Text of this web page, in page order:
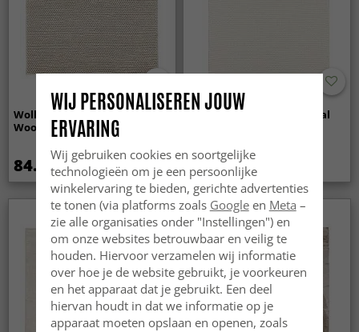
Wollen-vloerkleed - Avafors
Wool Bubble (beige)
84.99 €
Wollen-vloerkleed - Coastal
84.99 €
WIJ PERSONALISEREN JOUW
ERVARING
Wij gebruiken cookies en soortgelijke
technologieën om je een persoonlijke
winkelervaring te bieden, gerichte advertenties
te tonen (via platforms zoals Googleen Meta –
zie alle organisaties onder "Instellingen") en
om onze websites betrouwbaar en veilig te
houden. Hiervoor verzamelen wij informatie
over hoe je de website gebruikt, je voorkeuren
en het apparaat dat je gebruikt. Een deel
hiervan houdt in dat we informatie op je
apparaat moeten opslaan en openen, zoals